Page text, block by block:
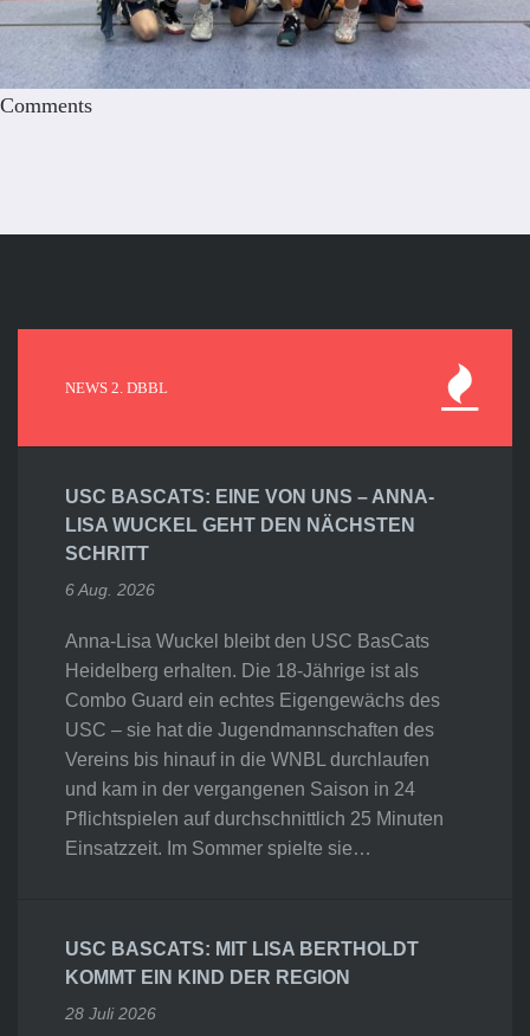
Comments
NEWS 2. DBBL
USC BASCATS: EINE VON UNS – ANNA-
LISA WUCKEL GEHT DEN NÄCHSTEN
SCHRITT
6 Aug. 2026
Anna-Lisa Wuckel bleibt den USC BasCats
Heidelberg erhalten. Die 18-Jährige ist als
Combo Guard ein echtes Eigengewächs des
USC – sie hat die Jugendmannschaften des
Vereins bis hinauf in die WNBL durchlaufen
und kam in der vergangenen Saison in 24
Pflichtspielen auf durchschnittlich 25 Minuten
Einsatzzeit. Im Sommer spielte sie…
USC BASCATS: MIT LISA BERTHOLDT
KOMMT EIN KIND DER REGION
28 Juli 2026